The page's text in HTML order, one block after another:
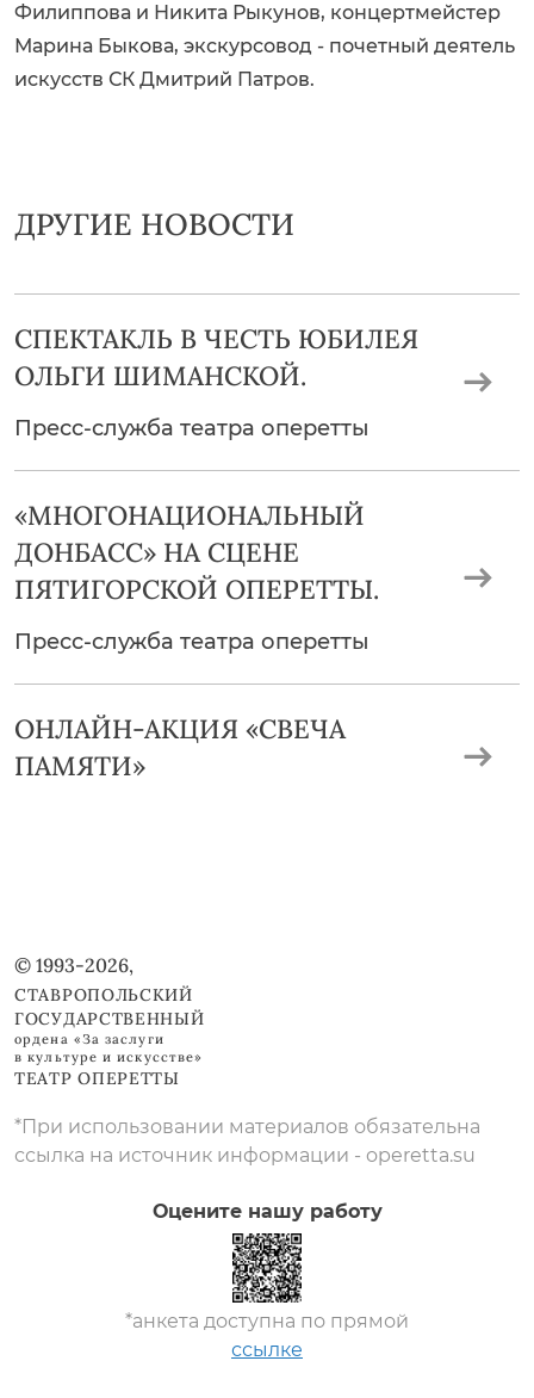
Филиппова и Никита Рыкунов, концертмейстер
Марина Быкова, экскурсовод - почетный деятель
искусств СК Дмитрий Патров.
ДРУГИЕ НОВОСТИ
СПЕКТАКЛЬ В ЧЕСТЬ ЮБИЛЕЯ
ОЛЬГИ ШИМАНСКОЙ.
Пресс-служба театра оперетты
«МНОГОНАЦИОНАЛЬНЫЙ
ДОНБАСС» НА СЦЕНЕ
ПЯТИГОРСКОЙ ОПЕРЕТТЫ.
Пресс-служба театра оперетты
ОНЛАЙН-АКЦИЯ «СВЕЧА
ПАМЯТИ»
© 1993-2026,
СТАВРОПОЛЬСКИЙ
ГОСУДАРСТВЕННЫЙ
ордена «За заслуги
в культуре и искусстве»
ТЕАТР ОПЕРЕТТЫ
*При использовании материалов обязательна
ссылка на источник информации - operetta.su
Оцените нашу работу
*анкета доступна по прямой
ссылке